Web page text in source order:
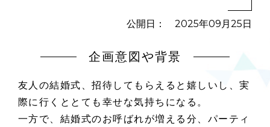
公開日： 2025年09月25日
企画意図や背景
友人の結婚式、招待してもらえると嬉しいし、実
際に行くととても幸せな気持ちになる。
一方で、結婚式のお呼ばれが増える分、パーティ